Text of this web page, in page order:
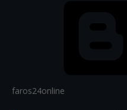
faros24online